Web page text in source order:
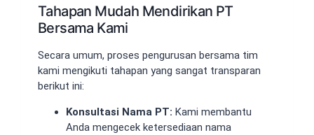
Tahapan Mudah Mendirikan PT
Bersama Kami
Secara umum, proses pengurusan bersama tim
kami mengikuti tahapan yang sangat transparan
berikut ini:
Konsultasi Nama PT: Kami membantu
Anda mengecek ketersediaan nama